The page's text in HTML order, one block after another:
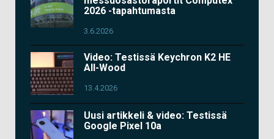
2026 -tapahtumasta
3.6.2026
Video: Testissä Keychron K2 HE
All-Wood
13.4.2026
Uusi artikkeli & video: Testissä
Google Pixel 10a